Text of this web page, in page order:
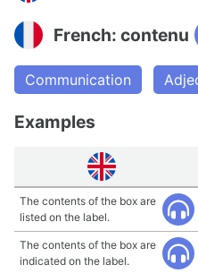
French: contenu
Communication
Examples
The contents of the box are
listed on the label.
The contents of the box are
indicated on the label.